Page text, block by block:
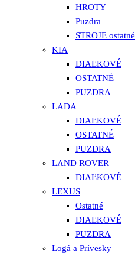
HROTY
Puzdra
STROJE ostatné
KIA
DIAĽKOVÉ
OSTATNÉ
PUZDRA
LADA
DIAĽKOVÉ
OSTATNÉ
PUZDRA
LAND ROVER
DIAĽKOVÉ
LEXUS
Ostatné
DIAĽKOVÉ
PUZDRA
Logá a Prívesky